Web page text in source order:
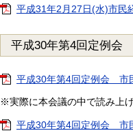
平成31年2月27日(水)市民
平成30年第4回定例会
平成30年第4回定例会 市
※実際に本会議の中で読み上
平成30年第4回定例会 市